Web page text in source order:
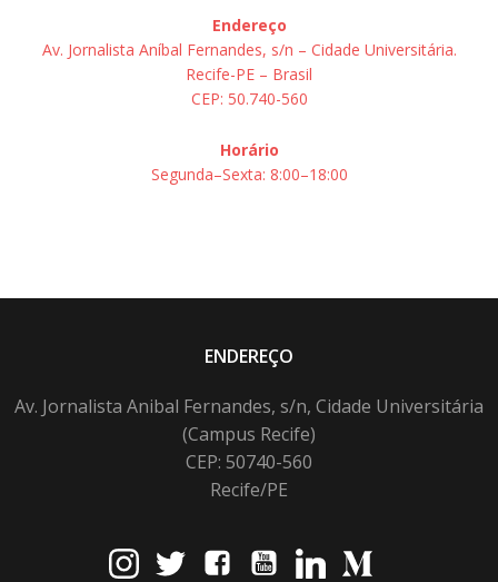
Endereço
Av. Jornalista Aníbal Fernandes, s/n – Cidade Universitária.
Recife-PE – Brasil
CEP: 50.740-560
Horário
Segunda–Sexta: 8:00–18:00
ENDEREÇO
Av. Jornalista Anibal Fernandes, s/n, Cidade Universitária
(Campus Recife)
CEP: 50740-560
Recife/PE